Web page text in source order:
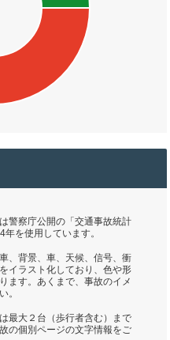
警察庁公開の「交通事故統計
を使用しています。
、背景、車、天候、信号、衝
イラスト化しており、色や形
ます。あくまで、事故のイメ
。
最大２台（歩行者含む）まで
の個別ページの文字情報をご